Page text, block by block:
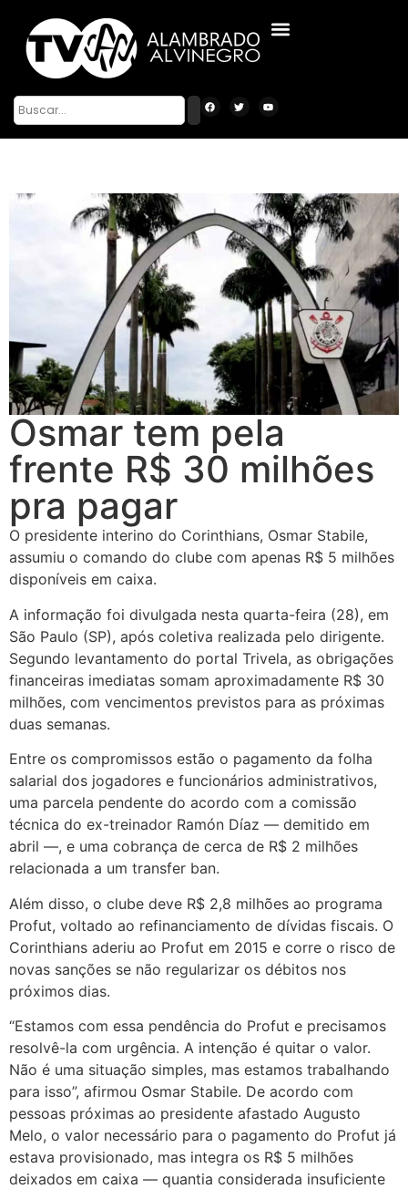
Osmar tem pela
frente R$ 30 milhões
pra pagar
O presidente interino do Corinthians, Osmar Stabile,
assumiu o comando do clube com apenas R$ 5 milhões
disponíveis em caixa.
A informação foi divulgada nesta quarta-feira (28), em
São Paulo (SP), após coletiva realizada pelo dirigente.
Segundo levantamento do portal Trivela, as obrigações
financeiras imediatas somam aproximadamente R$ 30
milhões, com vencimentos previstos para as próximas
duas semanas.
Entre os compromissos estão o pagamento da folha
salarial dos jogadores e funcionários administrativos,
uma parcela pendente do acordo com a comissão
técnica do ex-treinador Ramón Díaz — demitido em
abril —, e uma cobrança de cerca de R$ 2 milhões
relacionada a um transfer ban.
Além disso, o clube deve R$ 2,8 milhões ao programa
Profut, voltado ao refinanciamento de dívidas fiscais. O
Corinthians aderiu ao Profut em 2015 e corre o risco de
novas sanções se não regularizar os débitos nos
próximos dias.
“Estamos com essa pendência do Profut e precisamos
resolvê-la com urgência. A intenção é quitar o valor.
Não é uma situação simples, mas estamos trabalhando
para isso”, afirmou Osmar Stabile. De acordo com
pessoas próximas ao presidente afastado Augusto
Melo, o valor necessário para o pagamento do Profut já
estava provisionado, mas integra os R$ 5 milhões
deixados em caixa — quantia considerada insuficiente